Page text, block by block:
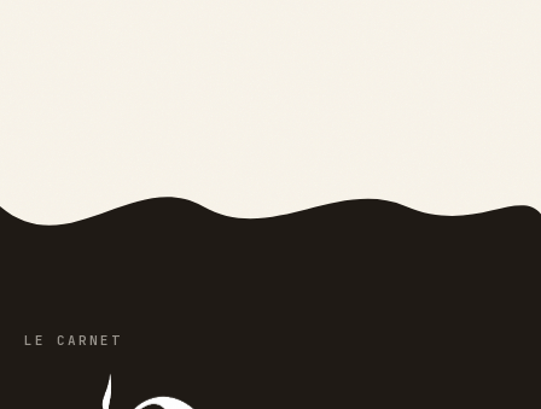
LE CARNET